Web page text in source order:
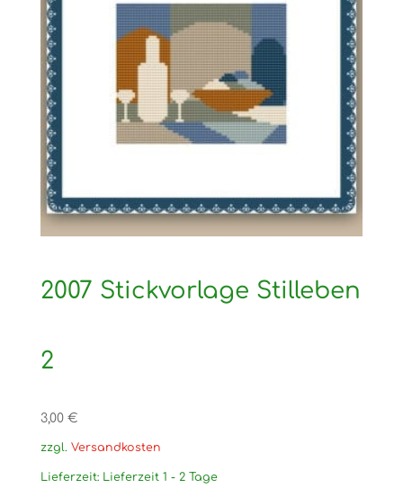
2007 Stickvorlage Stilleben
2
3,00 €
zzgl. Versandkosten
Lieferzeit: Lieferzeit 1 - 2 Tage